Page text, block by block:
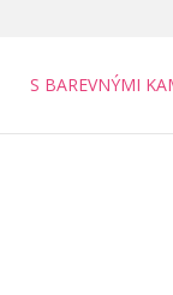
S BAREVNÝMI